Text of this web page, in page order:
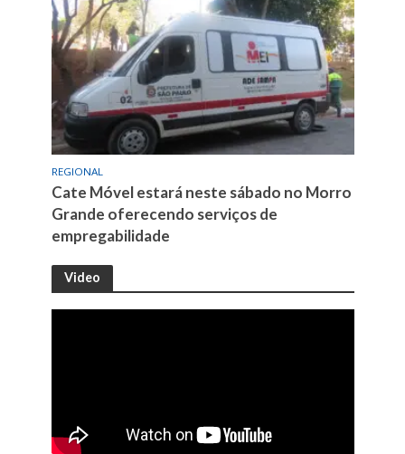
REGIONAL
Cate Móvel estará neste sábado no Morro
Grande oferecendo serviços de
empregabilidade
Video